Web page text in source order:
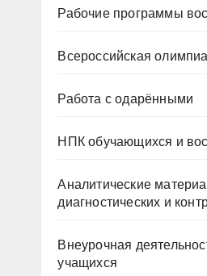
Рабочие программы
Всероссийская
Работа с одарёнными
НПК обучающихся и
Аналитические
диагностических и
Внеурочная
учащихся